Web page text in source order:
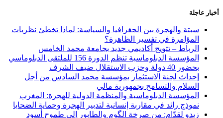
أخبار عاجلة
سبتة والهجرة بين الجغرافيا والسياسة: لماذا تخطئ نظريات
المؤامرة في تفسير الظاهرة؟
الرباط – تتويج أكاديمي جديد بجامعة محمد الخامس
المؤسسة الدبلوماسية تنظم الدورة 156 للملتقى الدبلوماسي
بحضور 40 دولة وحزب الاستقلال ضيف الشرف
إحداث لجنة الاستثمار بمؤسسة محمد السادس من أجل
السلام والتسامح بجمهورية مالي
المؤسسة الدبلوماسية والمنظمة الدولية للهجرة: المغرب
نموذج رائد في مقاربة إنسانية لتدبير الهجرة وحماية الضحايا
زيدو لقدّام: من صرخة الگوم والطابور إلى طموح أسود